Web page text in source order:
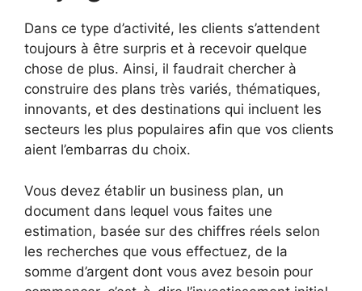
Dans ce type d’activité, les clients s’attendent
toujours à être surpris et à recevoir quelque
chose de plus. Ainsi, il faudrait chercher à
construire des plans très variés, thématiques,
innovants, et des destinations qui incluent les
secteurs les plus populaires afin que vos clients
aient l’embarras du choix.
Vous devez établir un business plan, un
document dans lequel vous faites une
estimation, basée sur des chiffres réels selon
les recherches que vous effectuez, de la
somme d’argent dont vous avez besoin pour